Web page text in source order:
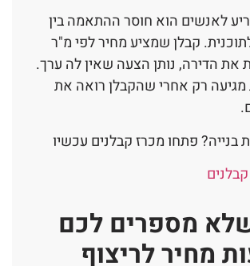
לאנשים הוא חוסר ההתאמה בין
קבלן שמציע מחיר לפי מ"ר
את הדירה, נותן הצעה שאין לה ערך.
רק אחרי שהקבלן רואה את
בנייה? פתחו מכרז קבלנים עכשיו
מספרים לכם
מחיר לריצוף